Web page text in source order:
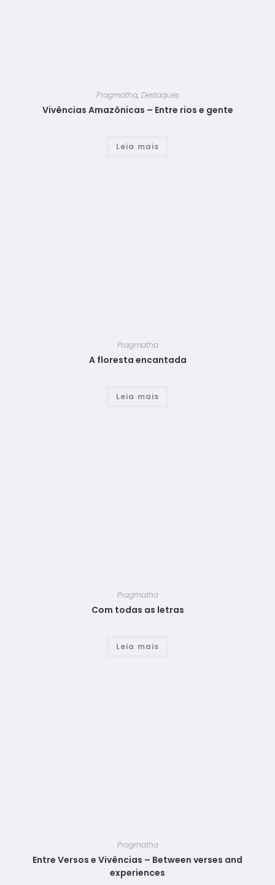
Pragmatha, Destaques
Vivências Amazônicas – Entre rios e gente
Leia mais
Pragmatha
A floresta encantada
Leia mais
Pragmatha
Com todas as letras
Leia mais
Pragmatha
Entre Versos e Vivências – Between verses and
experiences